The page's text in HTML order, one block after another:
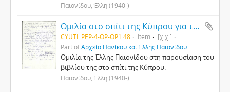
Παιονίδου, Έλλη (1940-)
Ομιλία στο σπίτι της Κύπρου για την παρουσίαση του βιβλίου "Μάγδα"
CYUTL PEP-4-OP-OP1.48 Item
[χ.χ.]
Part ofΑρχείο Πανίκου και Έλλης Παιονίδου
Ομιλία της Έλλης Παιονίδου στη παρουσίαση του
βιβλίου της στο σπίτι της Κύπρου.
Παιονίδου, Έλλη (1940-)